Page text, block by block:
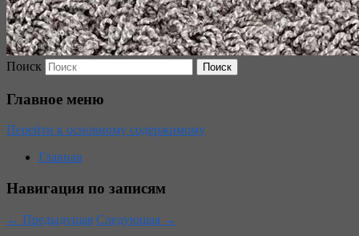
Поиск
Главное меню
Перейти к основному содержимому
Главная
Навигация по записям
← Предыдущая Следующая →